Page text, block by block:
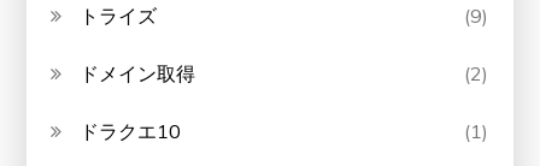
トライズ (9)
ドメイン取得 (2)
ドラクエ10 (1)